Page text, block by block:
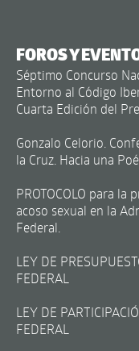
FOROS Y
Séptimo Concurso
Entorno al Código
Cuarta Edición del
Gonzalo Celorio.
la Cruz. Hacia una
PROTOCOLO para la
acoso sexual en la
Federal.
LEY DE
FEDERAL
LEY DE
FEDERAL